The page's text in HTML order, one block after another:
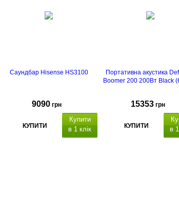
Саундбар Hisense HS3100
9090 грн
КУПИТИ
Купити
в 1 клік
Портативна акустика
Boomer 200 200Вт Black
15353 грн
КУПИТИ
в